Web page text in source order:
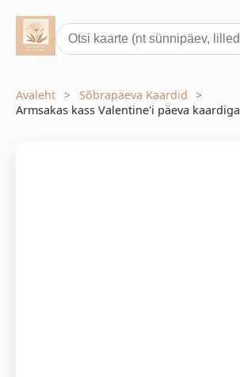
Avaleht
Sõbrapäeva Kaardid
Armsakas kass Valentine'i päeva kaardiga